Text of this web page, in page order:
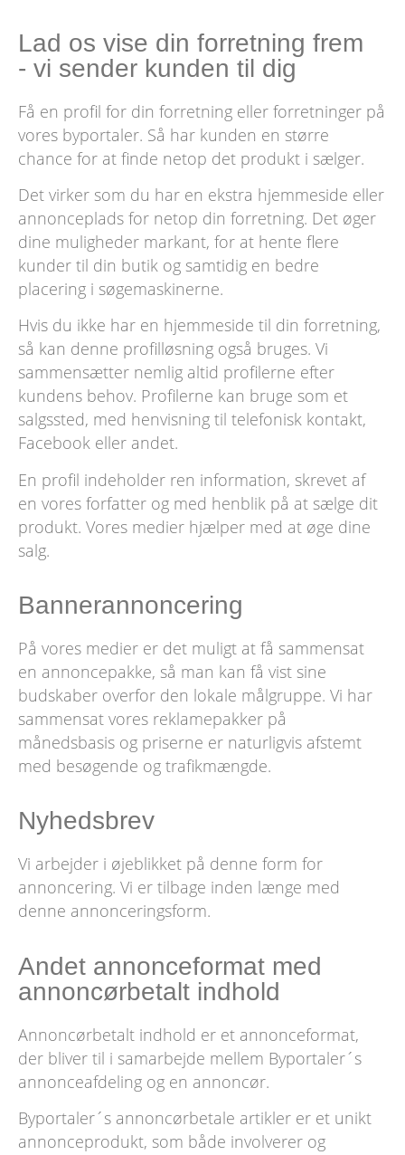
Lad os vise din forretning frem
- vi sender kunden til dig
Få en profil for din forretning eller forretninger på
vores byportaler. Så har kunden en større
chance for at finde netop det produkt i sælger.
Det virker som du har en ekstra hjemmeside eller
annonceplads for netop din forretning. Det øger
dine muligheder markant, for at hente flere
kunder til din butik og samtidig en bedre
placering i søgemaskinerne.
Hvis du ikke har en hjemmeside til din forretning,
så kan denne profilløsning også bruges. Vi
sammensætter nemlig altid profilerne efter
kundens behov. Profilerne kan bruge som et
salgssted, med henvisning til telefonisk kontakt,
Facebook eller andet.
En profil indeholder ren information, skrevet af
en vores forfatter og med henblik på at sælge dit
produkt. Vores medier hjælper med at øge dine
salg.
Bannerannoncering
På vores medier er det muligt at få sammensat
en annoncepakke, så man kan få vist sine
budskaber overfor den lokale målgruppe. Vi har
sammensat vores reklamepakker på
månedsbasis og priserne er naturligvis afstemt
med besøgende og trafikmængde.
Nyhedsbrev
Vi arbejder i øjeblikket på denne form for
annoncering. Vi er tilbage inden længe med
denne annonceringsform.
Andet annonceformat med
annoncørbetalt indhold
Annoncørbetalt indhold er et annonceformat,
der bliver til i samarbejde mellem Byportaler´s
annonceafdeling og en annoncør.
Byportaler´s annoncørbetale artikler er et unikt
annonceprodukt, som både involverer og